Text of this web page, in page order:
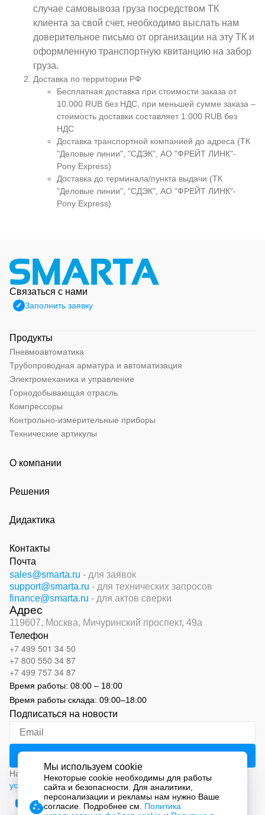
случае самовывоза груза посредством ТК
клиента за свой счет, необходимо выслать нам
доверительное письмо от организации на эту ТК и
оформленную транспортную квитанцию на забор
груза.
Доставка по территории РФ
Бесплатная доставка при стоимости заказа от
10.000 RUB без НДС, при меньшей сумме заказа –
стоимость доставки составляет 1.000 RUB без
НДС
Доставка транспортной компанией до адреса (ТК
"Деловые линии", "СДЭК", АО "ФРЕЙТ ЛИНК"-
Pony Express)
Доставка до терминала/пункта выдачи (ТК
"Деловые линии", "СДЭК", АО "ФРЕЙТ ЛИНК"-
Pony Express)
Связаться с нами
Заполнить заявку
Продукты
Пневмоавтоматика
Трубопроводная арматура и автоматизация
Электромеханика и управление
Горнодобывающая отрасль
Компрессоры
Контрольно-измерительные приборы
Технические артикулы
О компании
Решения
Дидактика
Контакты
Почта
sales@smarta.ru - для заявок
support@smarta.ru - для технических запросов
finance@smarta.ru - для актов сверки
Адрес
119607, Москва, Мичуринский проспект, 49а
Телефон
+7 499 501 34 50
+7 800 550 34 87
+7 499 757 34 87
Время работы: 08:00 – 18:00
Время работы склада: 09:00–18:00
Подписаться на новости
Нажимая на кнопку «Подписаться», вы соглашаетесь с
условиями обработки персональных данных
Мы используем cookie
Некоторые cookie необходимы для работы
сайта и безопасности. Для аналитики,
персонализации и рекламы нам нужно Ваше
согласие. Подробнее см. Политика